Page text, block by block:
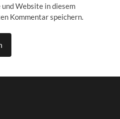
Website in diesem
Kommentar speichern.